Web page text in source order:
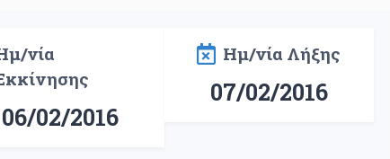
νία
06/02/2016
Ημ/νία Λήξης
07/02/2016